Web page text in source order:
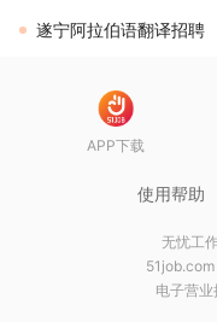
遂宁阿拉伯语翻译招聘
APP下载
使用帮助
无忧工
电子营业